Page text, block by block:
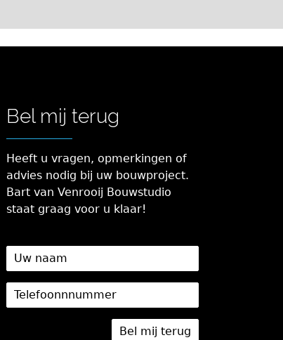
Bel mij terug
Heeft u vragen, opmerkingen of
advies nodig bij uw bouwproject.
Bart van Venrooij Bouwstudio
staat graag voor u klaar!